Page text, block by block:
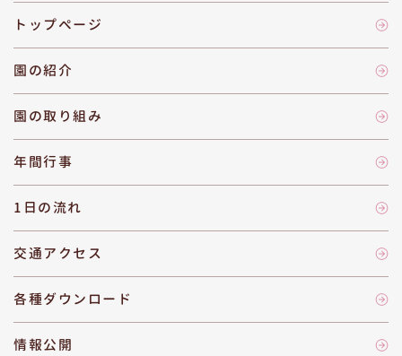
トップページ
園の紹介
園の取り組み
年間行事
1日の流れ
交通アクセス
各種ダウンロード
情報公開